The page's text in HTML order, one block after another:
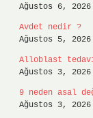
Ağustos 6, 2026
Avdet nedir ?
Ağustos 5, 2026
Alloblast
Ağustos 3, 2026
9 neden asal
Ağustos 3, 2026